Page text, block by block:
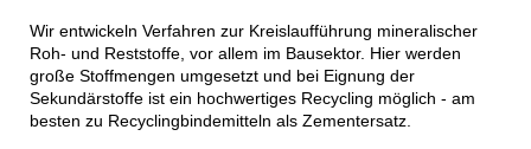
Wir entwickeln Verfahren zur Kreislaufführung mineralischer
Roh- und Reststoffe, vor allem im Bausektor. Hier werden
große Stoffmengen umgesetzt und bei Eignung der
Sekundärstoffe ist ein hochwertiges Recycling möglich - am
besten zu Recyclingbindemitteln als Zementersatz.